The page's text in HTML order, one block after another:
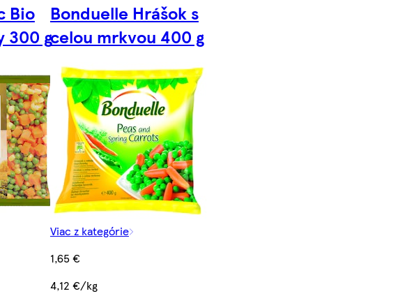
Bio
300 g
Bonduelle Hrášok s
celou mrkvou 400 g
Viac z kategórie
1,65 €
4,12 €/kg